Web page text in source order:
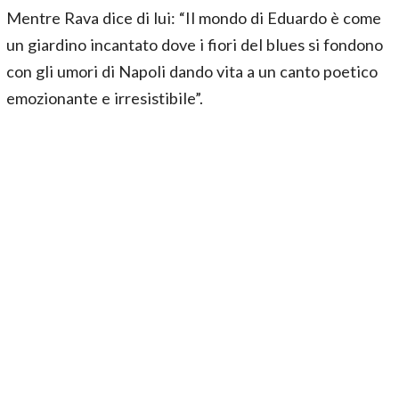
Mentre Rava dice di lui: “Il mondo di Eduardo è come
un giardino incantato dove i fiori del blues si fondono
con gli umori di Napoli dando vita a un canto poetico
emozionante e irresistibile”.